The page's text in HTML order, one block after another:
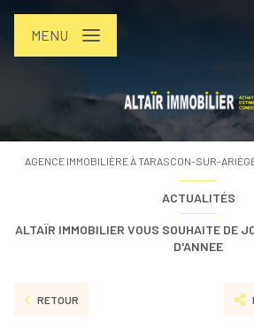
MENU
AGENCE IMMOBILIÈRE À TARASCON-SUR-
ACTUALITÉS
ALTAÏR IMMOBILIER VOUS SOUHAITE DE
D'ANNEE
RETOUR